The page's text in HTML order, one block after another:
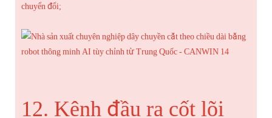
chuyển đổi;
12. Kênh đầu ra cốt lõi